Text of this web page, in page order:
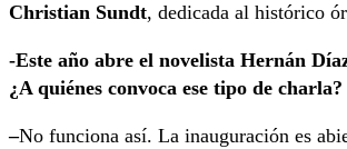
Christian Sundt, dedicada al histórico
-Este año abre el novelista Hernán
¿A quiénes convoca ese tipo de
–No funciona así. La inauguración es